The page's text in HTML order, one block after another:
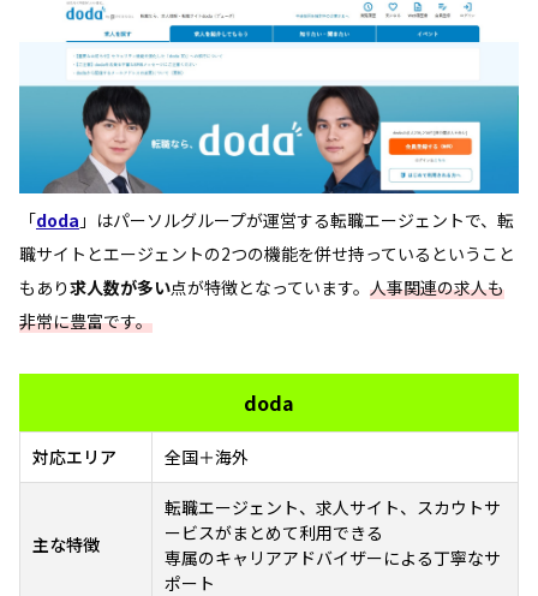
「doda 」はパーソルグループが運営する転職エージェントで、転
職サイトとエージェントの2つの機能を併せ持っているということ
もあり求人数が多い点が特徴となっています。 人事関連の求人も
非常に豊富です。
doda
対応エリア 全国＋海外
主な特徴
転職エージェント、求人サイト、スカウトサ
ービスがまとめて利用できる
専属のキャリアアドバイザーによる丁寧なサ
ポート